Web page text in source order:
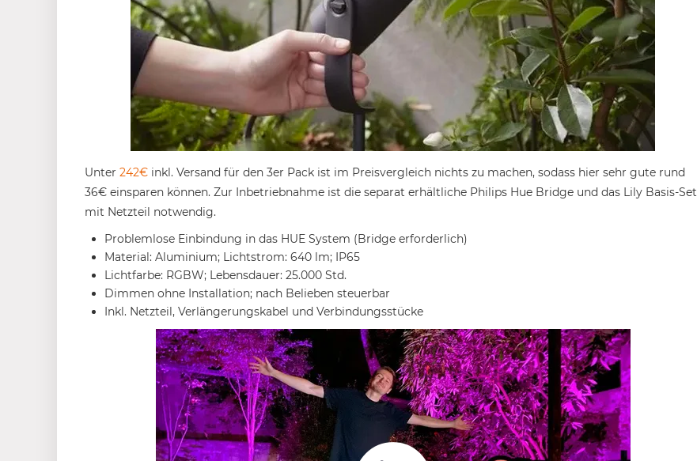
Unter 242€ inkl. Versand für den 3er Pack ist im Preisvergleich nichts zu machen, sodass hier sehr gute rund
36€ einsparen können. Zur Inbetriebnahme ist die separat erhältliche Philips Hue Bridge und das Lily Basis-Set
mit Netzteil notwendig.
Problemlose Einbindung in das HUE System (Bridge erforderlich)
Material: Aluminium; Lichtstrom: 640 lm; IP65
Lichtfarbe: RGBW; Lebensdauer: 25.000 Std.
Dimmen ohne Installation; nach Belieben steuerbar
Inkl. Netzteil, Verlängerungskabel und Verbindungsstücke